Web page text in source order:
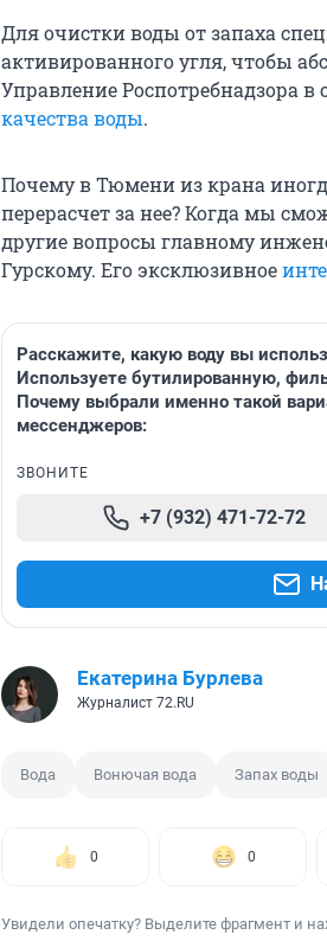
Для очистки воды от запаха
активированного угля, чтобы
Управление Роспотребнадзора
качества воды.
Почему в Тюмени из крана
перерасчет за нее? Когда мы
другие вопросы главному
Гурскому. Его эксклюзивное
Расскажите, какую воду вы
Используете бутилированную,
Почему выбрали именно такой
мессенджеров:
ЗВОНИТЕ
+7 (932) 471-72-72
Екатерина Бурлева
Журналист 72.RU
Вода Вонючая вода Запах воды
0 0
Увидели опечатку? Выделите фрагмент и